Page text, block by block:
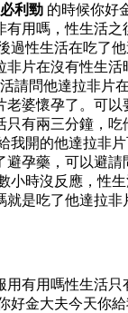
必利勁 的時候你好
用嗎，性生活
過性生活在吃了
片在沒有性生
請問他達拉非片
婆懷孕了。可以
有兩三分鐘，
我開的他達拉非
孕藥，可以避
小時沒反應，性
是吃了他達拉
有用嗎性生活只
好金大夫今天你